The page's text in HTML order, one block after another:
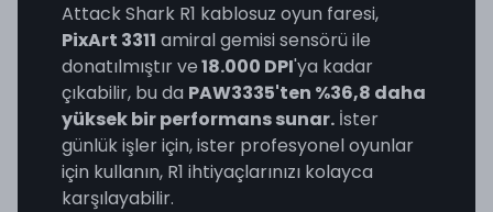
Attack Shark R1 kablosuz oyun faresi,
PixArt 3311 amiral gemisi sensörü ile
donatılmıştır ve18.000 DPI'ya kadar
çıkabilir, bu da PAW3335'ten %36,8 daha
yüksek bir performans sunar. İster
günlük işler için, ister profesyonel oyunlar
için kullanın, R1 ihtiyaçlarınızı kolayca
karşılayabilir.